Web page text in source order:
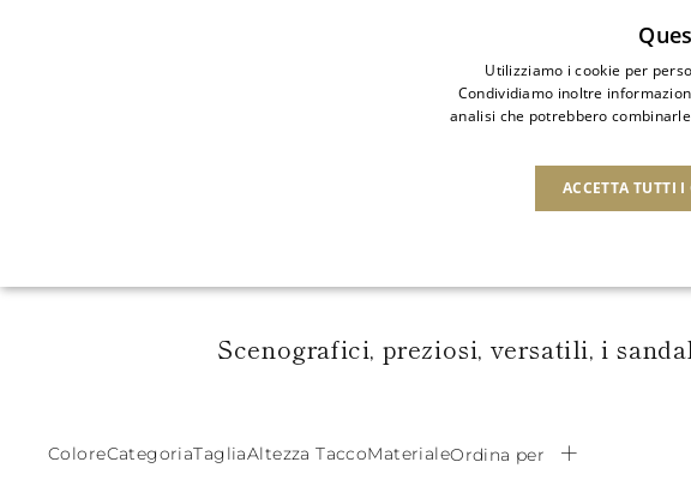
Scenografici, preziosi, versatili, i
ColoreCategoriaTagliaAltezza TaccoMaterialeOrdina per
Utilizziamo i cookie per
Condividiamo inoltre
analisi che potrebbero
ACCETTA TUTTI I